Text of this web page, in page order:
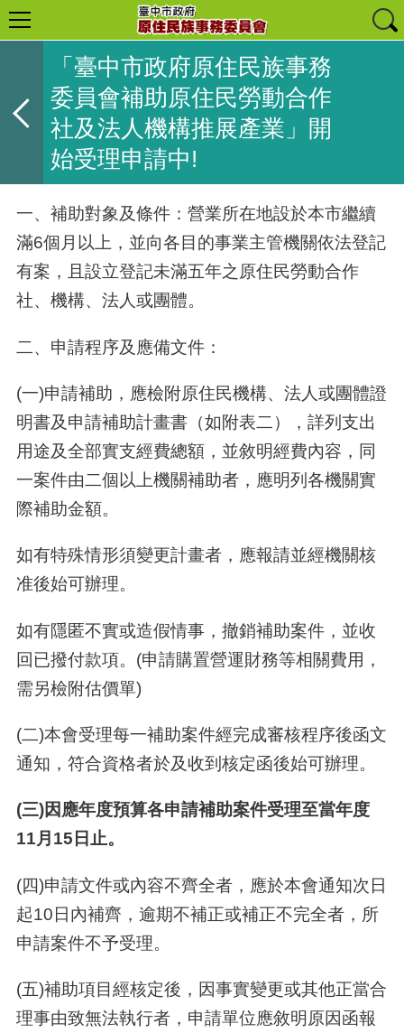
「臺中市政府原住民族事務
委員會補助原住民勞動合作
社及法人機構推展產業」開
始受理申請中!
一、補助對象及條件：營業所在地設於本市繼續
滿6個月以上，並向各目的事業主管機關依法登記
有案，且設立登記未滿五年之原住民勞動合作
社、機構、法人或團體。
二、申請程序及應備文件：
(一)申請補助，應檢附原住民機構、法人或團體證
明書及申請補助計畫書（如附表二），詳列支出
用途及全部實支經費總額，並敘明經費內容，同
一案件由二個以上機關補助者，應明列各機關實
際補助金額。
如有特殊情形須變更計畫者，應報請並經機關核
准後始可辦理。
如有隱匿不實或造假情事，撤銷補助案件，並收
回已撥付款項。(申請購置營運財務等相關費用，
需另檢附估價單)
(二)本會受理每一補助案件經完成審核程序後函文
通知，符合資格者於及收到核定函後始可辦理。
(三)因應年度預算各申請補助案件受理至當年度
11月15日止。
(四)申請文件或內容不齊全者，應於本會通知次日
起10日內補齊，逾期不補正或補正不完全者，所
申請案件不予受理。
(五)補助項目經核定後，因事實變更或其他正當合
理事由致無法執行者，申請單位應敘明原因函報